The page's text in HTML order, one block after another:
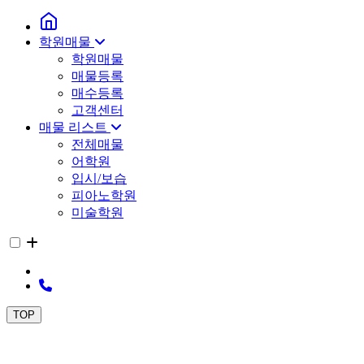
학원매물
학원매물
매물등록
매수등록
고객센터
매물 리스트
전체매물
어학원
입시/보습
피아노학원
미술학원
TOP